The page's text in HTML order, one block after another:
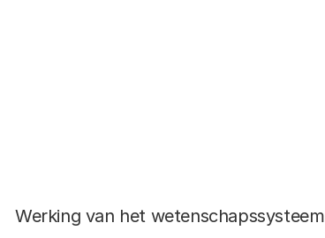
Werking van het wetenschapssysteem